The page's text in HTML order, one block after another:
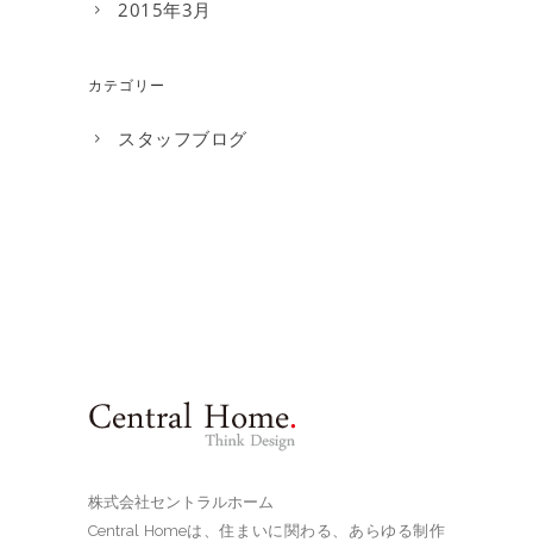
2015年3月
カテゴリー
スタッフブログ
株式会社セントラルホーム
Central Homeは、住まいに関わる、あらゆる制作